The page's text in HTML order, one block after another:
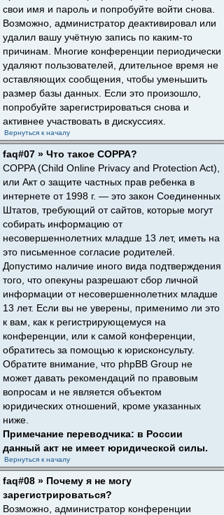
свои имя и пароль и попробуйте войти снова.
Возможно, администратор деактивировал или
удалил вашу учётную запись по каким-то
причинам. Многие конференции периодически
удаляют пользователей, длительное время не
оставляющих сообщения, чтобы уменьшить
размер базы данных. Если это произошло,
попробуйте зарегистрироваться снова и
активнее участвовать в дискуссиях.
Вернуться к началу
faq#07 » Что такое COPPA?
COPPA (Child Online Privacy and Protection Act),
или Акт о защите частных прав ребенка в
интернете от 1998 г. — это закон Соединенных
Штатов, требующий от сайтов, которые могут
собирать информацию от
несовершеннолетних младше 13 лет, иметь на
это письменное согласие родителей.
Допустимо наличие иного вида подтверждения
того, что опекуны разрешают сбор личной
информации от несовершеннолетних младше
13 лет. Если вы не уверены, применимо ли это
к вам, как к регистрирующемуся на
конференции, или к самой конференции,
обратитесь за помощью к юрисконсульту.
Обратите внимание, что phpBB Group не
может давать рекомендаций по правовым
вопросам и не является объектом
юридических отношений, кроме указанных
ниже.
Примечание переводчика: в России
данный акт не имеет юридической силы.
Вернуться к началу
faq#08 » Почему я не могу
зарегистрироваться?
Возможно, администратор конференции